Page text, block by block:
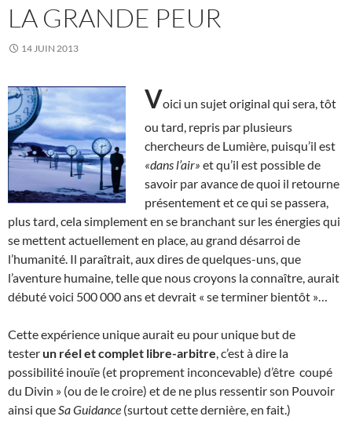
LA GRANDE PEUR
14 JUIN 2013
Voici un sujet original qui sera, tôt
ou tard, repris par plusieurs
chercheurs de Lumière, puisqu’il est
«dans l’air» et qu’il est possible de
savoir par avance de quoi il retourne
présentement et ce qui se passera,
plus tard, cela simplement en se branchant sur les énergies qui
se mettent actuellement en place, au grand désarroi de
l’humanité. Il paraîtrait, aux dires de quelques-uns, que
l’aventure humaine, telle que nous croyons la connaître, aurait
débuté voici 500 000 ans et devrait « se terminer bientôt »…
Cette expérience unique aurait eu pour unique but de
testerun réel et complet libre-arbitre , c’est à dire la
possibilité inouïe (et proprement inconcevable) d’être coupé
du Divin » (ou de le croire) et de ne plus ressentir son Pouvoir
ainsi que Sa Guidance (surtout cette dernière, en fait.)